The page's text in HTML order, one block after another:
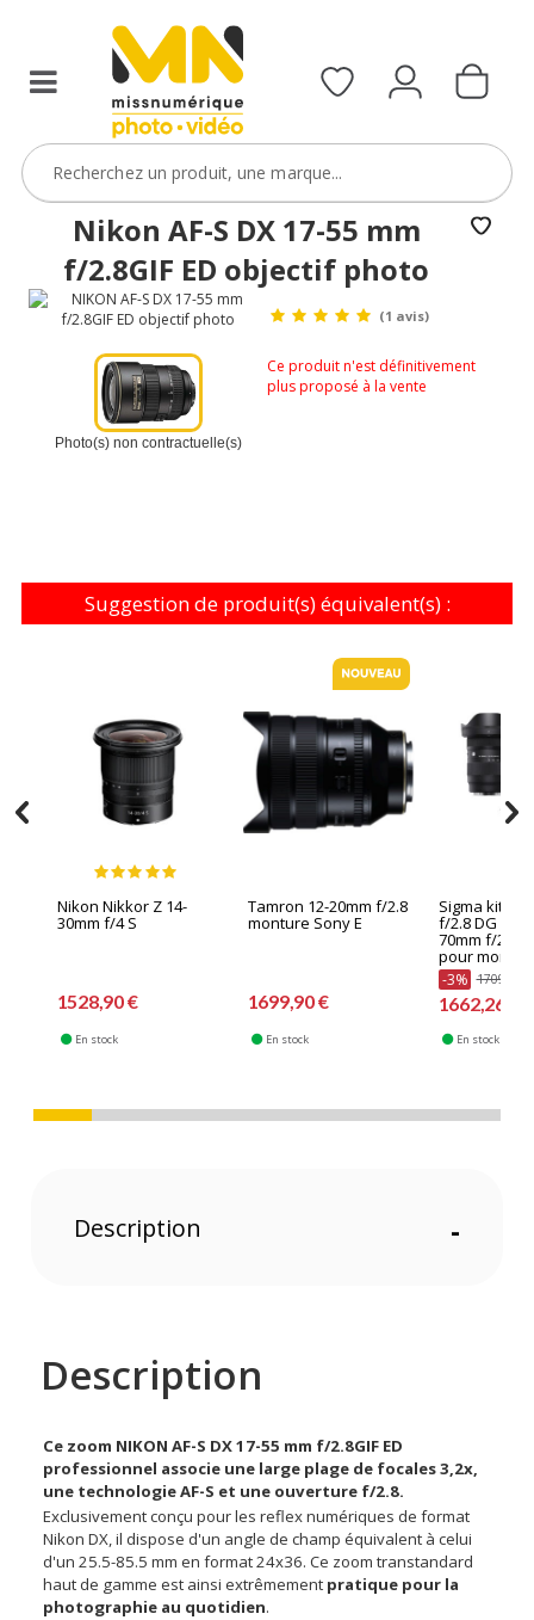
Nikon AF-S DX 17-55 mm
f/2.8GIF ED objectif photo
Photo(s) non contractuelle(s)
(1 avis)
Ce produit n'est définitivement
plus proposé à la vente
Suggestion de produit(s) équivalent(s) :
Nikon Nikkor Z 14-
30mm f/4 S
1528,90 €
En stock
Tamron 12-20mm f/2.8
monture Sony E
1699,90 €
En stock
Sigma kit 16-
f/2.8 DG DN
70mm f/2.8
pour
-3% 1709,80 €
1662,26 €
En stock
Description -
Description
Ce zoom NIKON AF-S DX 17-55 mm f/2.8GIF ED
professionnel associe une large plage de focales 3,2x,
une technologie AF-S et une ouverture f/2.8.
Exclusivement conçu pour les reflex numériques de format
Nikon DX, il dispose d'un angle de champ équivalent à celui
d'un 25.5-85.5 mm en format 24x36. Ce zoom transtandard
haut de gamme est ainsi extrêmement pratique pour la
photographie au quotidien.